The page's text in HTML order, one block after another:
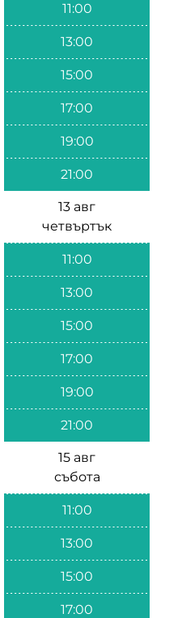
11:00
13:00
15:00
17:00
19:00
21:00
13 авг
четвъртък
11:00
13:00
15:00
17:00
19:00
21:00
15 авг
събота
11:00
13:00
15:00
17:00